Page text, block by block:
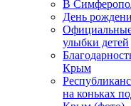
В
День
Официальные
улыбки детей
Крым
на коньках